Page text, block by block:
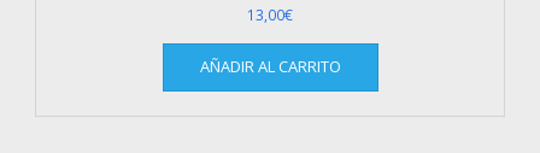
13,00€
AÑADIR AL CARRITO